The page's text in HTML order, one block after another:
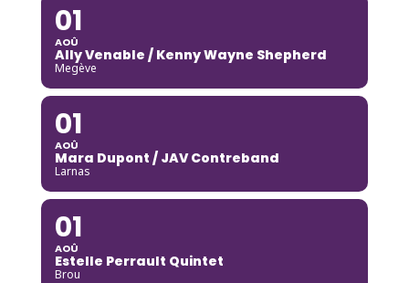
01
AOÛ
Ally Venable / Kenny Wayne Shepherd
Megève
01
AOÛ
Mara Dupont / JAV Contreband
Larnas
01
AOÛ
Estelle Perrault Quintet
Brou